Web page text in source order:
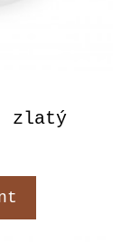
- zlatý